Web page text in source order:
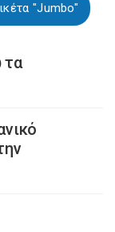
"Jumbo"
τα